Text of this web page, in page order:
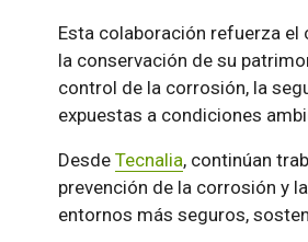
Esta colaboración refuerza
la conservación de su
control de la corrosión, la
expuestas a condiciones
Desde Tecnalia, continúan
prevención de la corrosión y
entornos más seguros,